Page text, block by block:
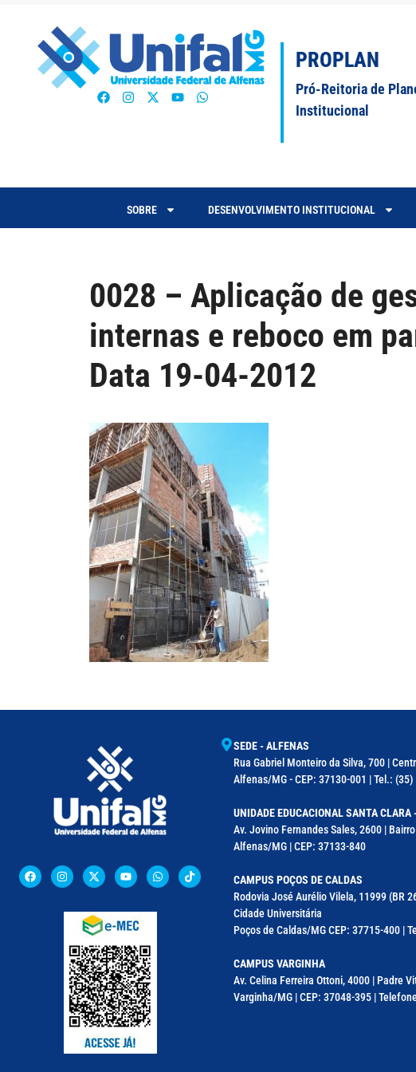
PROPLAN
Pró-Reitoria de
Institucional
SOBRE DESENVOLVIMENTO INSTITUCIONAL
0028 – Aplicação de
internas e reboco em
Data 19-04-2012
SEDE - ALFENAS
Rua Gabriel Monteiro da Silva, 700 |
Alfenas/MG - CEP: 37130-001 | Tel.:
UNIDADE EDUCACIONAL SANTA CLARA
Av. Jovino Fernandes Sales, 2600 |
Alfenas/MG | CEP: 37133-840
CAMPUS POÇOS DE CALDAS
Rodovia José Aurélio Vilela, 11999 (BR
Cidade Universitária
Poços de Caldas/MG CEP: 37715-400 |
CAMPUS VARGINHA
Av. Celina Ferreira Ottoni, 4000 | Padre
Varginha/MG | CEP: 37048-395 |